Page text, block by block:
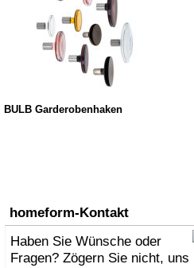
BULB Garderobenhaken
homeform-Kontakt
Haben Sie Wünsche oder
Fragen? Zögern Sie nicht, uns